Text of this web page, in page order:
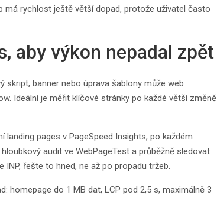
má rychlost ještě větší dopad, protože uživatel často
aby výkon nepadal zpět
skript, banner nebo úprava šablony může web
Ideální je měřit klíčové stránky po každé větší změně
pages v PageSpeed Insights, po každém
audit ve WebPageTest a průběžně sledovat
řešte to hned, ne až po propadu tržeb.
homepage do 1 MB dat, LCP pod 2,5 s, maximálně 3